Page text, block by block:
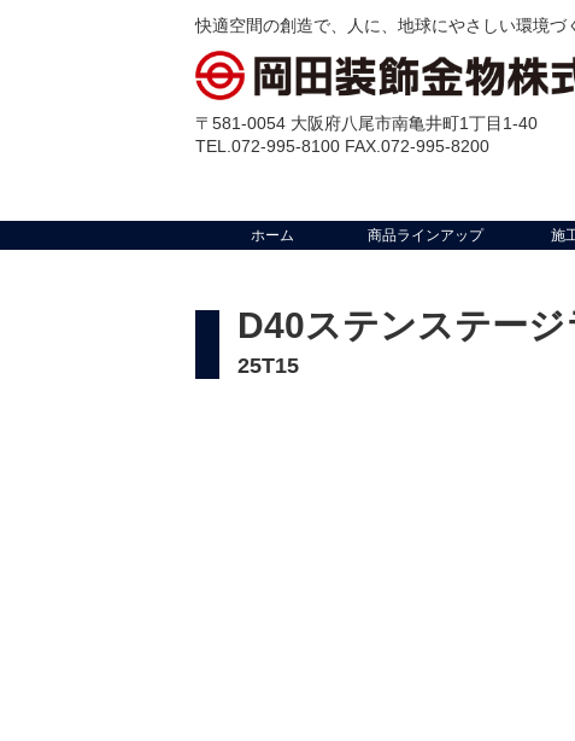
快適空間の創造で、人に、地球にやさしい環境づ
〒581-0054 大阪府八尾市南亀井町1丁目1-40
TEL.072-995-8100 FAX.072-995-8200
ホーム 商品ラインアップ 施
D40ステンステー
25T15